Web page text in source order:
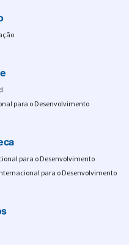
para o Desenvolvimento
para o Desenvolvimento
para o Desenvolvimento